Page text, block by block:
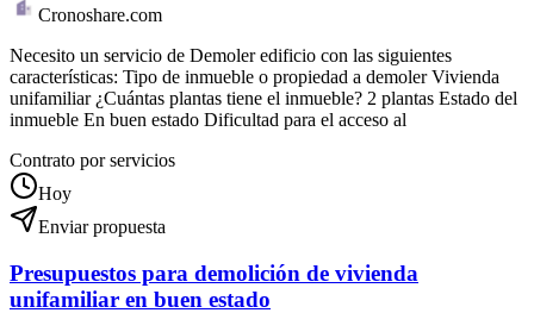
Cronoshare.com
Necesito un servicio de Demoler edificio con las siguientes
características: Tipo de inmueble o propiedad a demoler Vivienda
unifamiliar ¿Cuántas plantas tiene el inmueble? 2 plantas Estado del
inmueble En buen estado Dificultad para el acceso al
Contrato por servicios
Hoy
Enviar propuesta
Presupuestos para demolición de vivienda
unifamiliar en buen estado